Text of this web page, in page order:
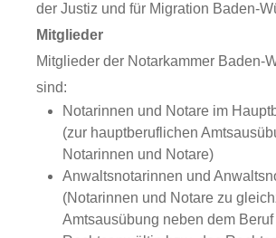
der Justiz und für Migration Baden-
Mitglieder
Mitglieder der Notarkammer Baden-
sind:
Notarinnen und Notare im
(zur hauptberuflichen
Notarinnen und Notare)
Anwaltsnotarinnen und
(Notarinnen und Notare zu
Amtsausübung neben dem Beruf